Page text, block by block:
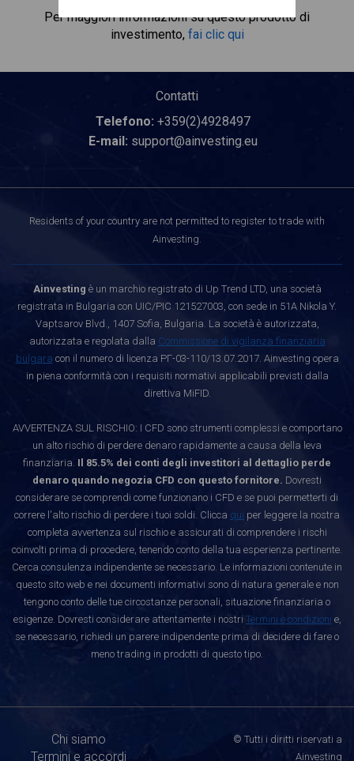
Per maggiori informazioni su questo prodotto di
investimento, fai clic qui
Contatti
Telefono: +359(2)4928497
E-mail: support@ainvesting.eu
Residents of your country are not permitted to register to trade with
Ainvesting.
Ainvesting è un marchio registrato di Up Trend LTD, una società
registrata in Bulgaria con UIC/PIC 121527003, con sede in 51A Nikola Y.
Vaptsarov Blvd., 1407 Sofia, Bulgaria. La società è autorizzata,
autorizzata e regolata dalla Commissione di vigilanza finanziaria
bulgara con il numero di licenza РГ-03-110/13.07.2017. Ainvesting opera
in piena conformità con i requisiti normativi applicabili previsti dalla
direttiva MiFID.
AVVERTENZA SUL RISCHIO: I CFD sono strumenti complessi e comportano
un alto rischio di perdere denaro rapidamente a causa della leva
finanziaria. Il 85.5% dei conti degli investitori al dettaglio perde
denaro quando negozia CFD con questo fornitore. Dovresti
considerare se comprendi come funzionano i CFD e se puoi permetterti di
correre l'alto rischio di perdere i tuoi soldi. Clicca qui per leggere la nostra
completa avvertenza sul rischio e assicurati di comprendere i rischi
coinvolti prima di procedere, tenendo conto della tua esperienza pertinente.
Cerca consulenza indipendente se necessario. Le informazioni contenute in
questo sito web e nei documenti informativi sono di natura generale e non
tengono conto delle tue circostanze personali, situazione finanziaria o
esigenze. Dovresti considerare attentamente i nostri Termini e condizioni e,
se necessario, richiedi un parere indipendente prima di decidere di fare o
meno trading in prodotti di questo tipo.
Chi siamo
Termini e accordi
© Tutti i diritti riservati a
Ainvesting